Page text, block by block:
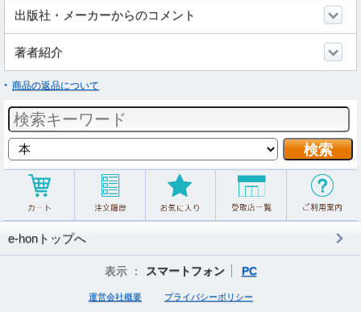
出版社・メーカーからのコメント
著者紹介
商品の返品について
e-honトップへ
表示 ： スマートフォン PC
運営会社概要 プライバシーポリシー